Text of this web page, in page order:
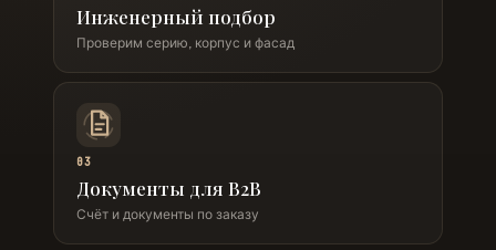
Инженерный подбор
Проверим серию, корпус и фасад
03
Документы для B2B
Счёт и документы по заказу